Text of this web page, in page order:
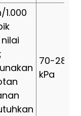
70-2800
kPa